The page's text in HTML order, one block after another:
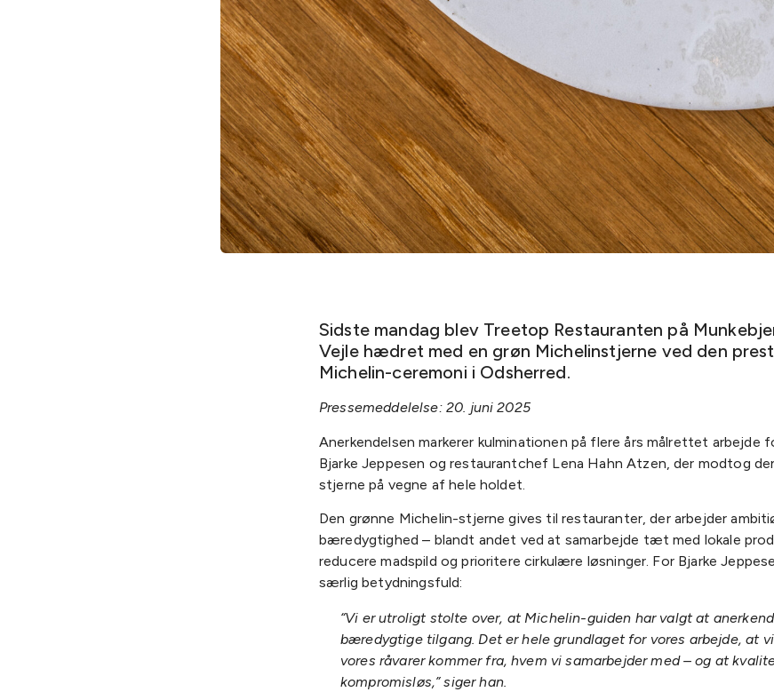
Sidste mandag blev Treetop Restauranten på
Vejle hædret med en grøn Michelinstjerne ved den
Michelin-ceremoni i Odsherred.
Pressemeddelelse: 20. juni 2025
Anerkendelsen markerer kulminationen på flere års målrettet arbejde
Bjarke Jeppesen og restaurantchef Lena Hahn Atzen, der modtog
stjerne på vegne af hele holdet.
Den grønne Michelin-stjerne gives til restauranter, der arbejder
bæredygtighed – blandt andet ved at samarbejde tæt med lokale
reducere madspild og prioritere cirkulære løsninger. For Bjarke
særlig betydningsfuld:
“Vi er utroligt stolte over, at Michelin-guiden har valgt at
bæredygtige tilgang. Det er hele grundlaget for vores arbejde, at
vores råvarer kommer fra, hvem vi samarbejder med – og at
kompromisløs,” siger han.